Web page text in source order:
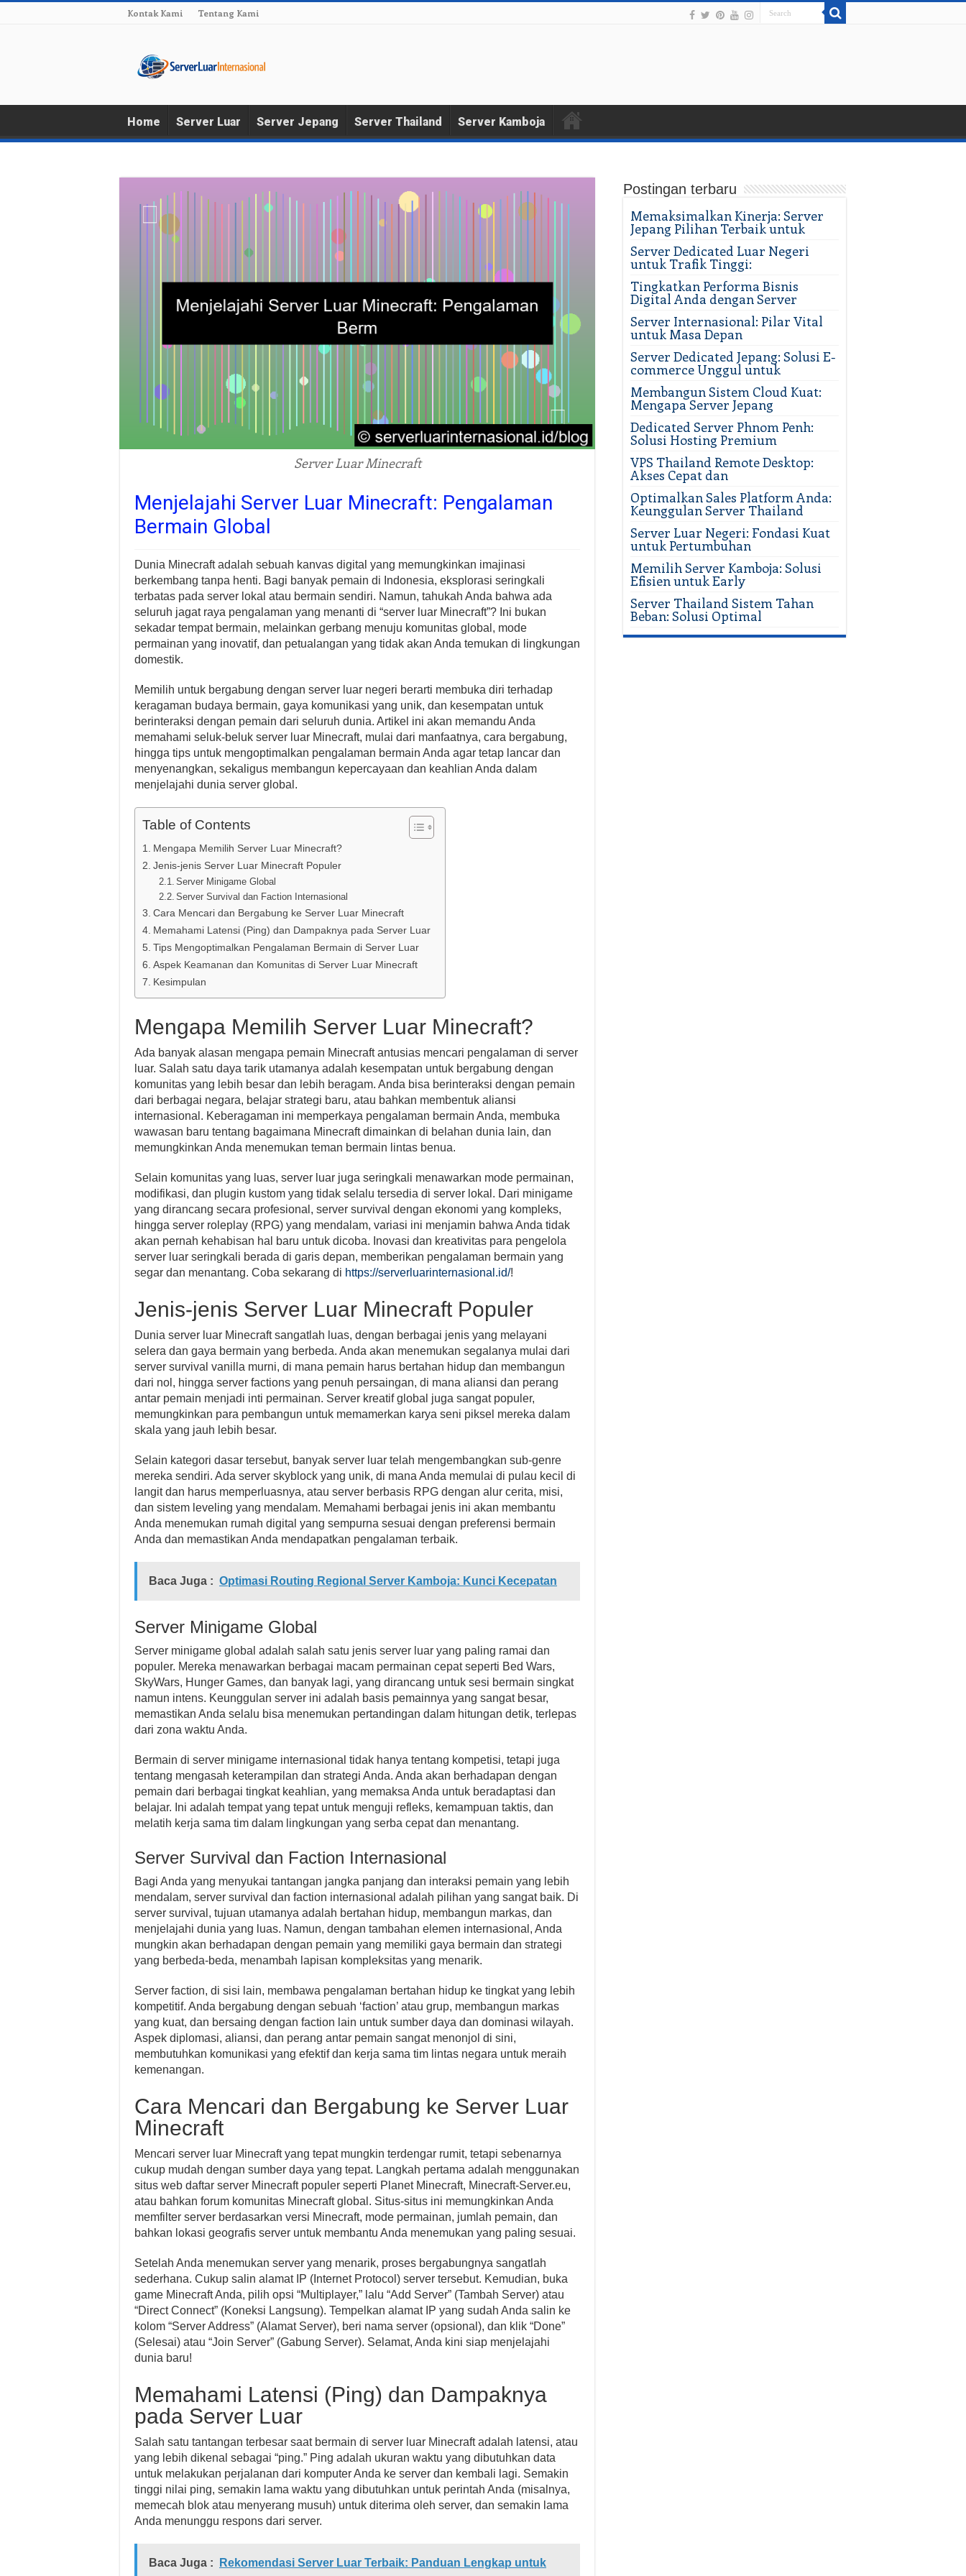
Kontak Kami Tentang Kami
Home Server Luar Server Jepang Server Thailand Server Kamboja
Server Luar Minecraft
Menjelajahi Server Luar Minecraft: Pengalaman
Bermain Global
Dunia Minecraft adalah sebuah kanvas digital yang memungkinkan imajinasi
berkembang tanpa henti. Bagi banyak pemain di Indonesia, eksplorasi seringkali
terbatas pada server lokal atau bermain sendiri. Namun, tahukah Anda bahwa ada
seluruh jagat raya pengalaman yang menanti di “server luar Minecraft”? Ini bukan
sekadar tempat bermain, melainkan gerbang menuju komunitas global, mode
permainan yang inovatif, dan petualangan yang tidak akan Anda temukan di lingkungan
domestik.
Memilih untuk bergabung dengan server luar negeri berarti membuka diri terhadap
keragaman budaya bermain, gaya komunikasi yang unik, dan kesempatan untuk
berinteraksi dengan pemain dari seluruh dunia. Artikel ini akan memandu Anda
memahami seluk-beluk server luar Minecraft, mulai dari manfaatnya, cara bergabung,
hingga tips untuk mengoptimalkan pengalaman bermain Anda agar tetap lancar dan
menyenangkan, sekaligus membangun kepercayaan dan keahlian Anda dalam
menjelajahi dunia server global.
Table of Contents
Mengapa Memilih Server Luar Minecraft?
Jenis-jenis Server Luar Minecraft Populer
Server Minigame Global
Server Survival dan Faction Internasional
Cara Mencari dan Bergabung ke Server Luar Minecraft
Memahami Latensi (Ping) dan Dampaknya pada Server Luar
Tips Mengoptimalkan Pengalaman Bermain di Server Luar
Aspek Keamanan dan Komunitas di Server Luar Minecraft
Kesimpulan
Mengapa Memilih Server Luar Minecraft?
Ada banyak alasan mengapa pemain Minecraft antusias mencari pengalaman di server
luar. Salah satu daya tarik utamanya adalah kesempatan untuk bergabung dengan
komunitas yang lebih besar dan lebih beragam. Anda bisa berinteraksi dengan pemain
dari berbagai negara, belajar strategi baru, atau bahkan membentuk aliansi
internasional. Keberagaman ini memperkaya pengalaman bermain Anda, membuka
wawasan baru tentang bagaimana Minecraft dimainkan di belahan dunia lain, dan
memungkinkan Anda menemukan teman bermain lintas benua.
Selain komunitas yang luas, server luar juga seringkali menawarkan mode permainan,
modifikasi, dan plugin kustom yang tidak selalu tersedia di server lokal. Dari minigame
yang dirancang secara profesional, server survival dengan ekonomi yang kompleks,
hingga server roleplay (RPG) yang mendalam, variasi ini menjamin bahwa Anda tidak
akan pernah kehabisan hal baru untuk dicoba. Inovasi dan kreativitas para pengelola
server luar seringkali berada di garis depan, memberikan pengalaman bermain yang
segar dan menantang. Coba sekarang di https://serverluarinternasional.id/!
Jenis-jenis Server Luar Minecraft Populer
Dunia server luar Minecraft sangatlah luas, dengan berbagai jenis yang melayani
selera dan gaya bermain yang berbeda. Anda akan menemukan segalanya mulai dari
server survival vanilla murni, di mana pemain harus bertahan hidup dan membangun
dari nol, hingga server factions yang penuh persaingan, di mana aliansi dan perang
antar pemain menjadi inti permainan. Server kreatif global juga sangat populer,
memungkinkan para pembangun untuk memamerkan karya seni piksel mereka dalam
skala yang jauh lebih besar.
Selain kategori dasar tersebut, banyak server luar telah mengembangkan sub-genre
mereka sendiri. Ada server skyblock yang unik, di mana Anda memulai di pulau kecil di
langit dan harus memperluasnya, atau server berbasis RPG dengan alur cerita, misi,
dan sistem leveling yang mendalam. Memahami berbagai jenis ini akan membantu
Anda menemukan rumah digital yang sempurna sesuai dengan preferensi bermain
Anda dan memastikan Anda mendapatkan pengalaman terbaik.
Baca Juga : Optimasi Routing Regional Server Kamboja: Kunci Kecepatan
Server Minigame Global
Server minigame global adalah salah satu jenis server luar yang paling ramai dan
populer. Mereka menawarkan berbagai macam permainan cepat seperti Bed Wars,
SkyWars, Hunger Games, dan banyak lagi, yang dirancang untuk sesi bermain singkat
namun intens. Keunggulan server ini adalah basis pemainnya yang sangat besar,
memastikan Anda selalu bisa menemukan pertandingan dalam hitungan detik, terlepas
dari zona waktu Anda.
Bermain di server minigame internasional tidak hanya tentang kompetisi, tetapi juga
tentang mengasah keterampilan dan strategi Anda. Anda akan berhadapan dengan
pemain dari berbagai tingkat keahlian, yang memaksa Anda untuk beradaptasi dan
belajar. Ini adalah tempat yang tepat untuk menguji refleks, kemampuan taktis, dan
melatih kerja sama tim dalam lingkungan yang serba cepat dan menantang.
Server Survival dan Faction Internasional
Bagi Anda yang menyukai tantangan jangka panjang dan interaksi pemain yang lebih
mendalam, server survival dan faction internasional adalah pilihan yang sangat baik. Di
server survival, tujuan utamanya adalah bertahan hidup, membangun markas, dan
menjelajahi dunia yang luas. Namun, dengan tambahan elemen internasional, Anda
mungkin akan berhadapan dengan pemain yang memiliki gaya bermain dan strategi
yang berbeda-beda, menambah lapisan kompleksitas yang menarik.
Server faction, di sisi lain, membawa pengalaman bertahan hidup ke tingkat yang lebih
kompetitif. Anda bergabung dengan sebuah ‘faction’ atau grup, membangun markas
yang kuat, dan bersaing dengan faction lain untuk sumber daya dan dominasi wilayah.
Aspek diplomasi, aliansi, dan perang antar pemain sangat menonjol di sini,
membutuhkan komunikasi yang efektif dan kerja sama tim lintas negara untuk meraih
kemenangan.
Cara Mencari dan Bergabung ke Server Luar
Minecraft
Mencari server luar Minecraft yang tepat mungkin terdengar rumit, tetapi sebenarnya
cukup mudah dengan sumber daya yang tepat. Langkah pertama adalah menggunakan
situs web daftar server Minecraft populer seperti Planet Minecraft, Minecraft-Server.eu,
atau bahkan forum komunitas Minecraft global. Situs-situs ini memungkinkan Anda
memfilter server berdasarkan versi Minecraft, mode permainan, jumlah pemain, dan
bahkan lokasi geografis server untuk membantu Anda menemukan yang paling sesuai.
Setelah Anda menemukan server yang menarik, proses bergabungnya sangatlah
sederhana. Cukup salin alamat IP (Internet Protocol) server tersebut. Kemudian, buka
game Minecraft Anda, pilih opsi “Multiplayer,” lalu “Add Server” (Tambah Server) atau
“Direct Connect” (Koneksi Langsung). Tempelkan alamat IP yang sudah Anda salin ke
kolom “Server Address” (Alamat Server), beri nama server (opsional), dan klik “Done”
(Selesai) atau “Join Server” (Gabung Server). Selamat, Anda kini siap menjelajahi
dunia baru!
Memahami Latensi (Ping) dan Dampaknya
pada Server Luar
Salah satu tantangan terbesar saat bermain di server luar Minecraft adalah latensi, atau
yang lebih dikenal sebagai “ping.” Ping adalah ukuran waktu yang dibutuhkan data
untuk melakukan perjalanan dari komputer Anda ke server dan kembali lagi. Semakin
tinggi nilai ping, semakin lama waktu yang dibutuhkan untuk perintah Anda (misalnya,
memecah blok atau menyerang musuh) untuk diterima oleh server, dan semakin lama
Anda menunggu respons dari server.
Baca Juga : Rekomendasi Server Luar Terbaik: Panduan Lengkap untuk
Postingan terbaru
Memaksimalkan Kinerja: Server
Jepang Pilihan Terbaik untuk
Server Dedicated Luar Negeri
untuk Trafik Tinggi:
Tingkatkan Performa Bisnis
Digital Anda dengan Server
Server Internasional: Pilar Vital
untuk Masa Depan
Server Dedicated Jepang: Solusi E-
commerce Unggul untuk
Membangun Sistem Cloud Kuat:
Mengapa Server Jepang
Dedicated Server Phnom Penh:
Solusi Hosting Premium
VPS Thailand Remote Desktop:
Akses Cepat dan
Optimalkan Sales Platform Anda:
Keunggulan Server Thailand
Server Luar Negeri: Fondasi Kuat
untuk Pertumbuhan
Memilih Server Kamboja: Solusi
Efisien untuk Early
Server Thailand Sistem Tahan
Beban: Solusi Optimal